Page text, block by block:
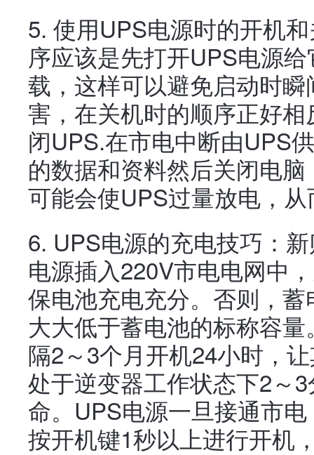
5. 使用UPS电源时的开机
序应该是先打开UPS电源
载，这样可以避免启动时
害，在关机时的顺序正好
闭UPS.在市电中断由UPS
的数据和资料然后关闭电
可能会使UPS过量放电，
6. UPS电源的充电技巧：
电源插入220V市电电网中
保电池充电充分。否则，
大大低于蓄电池的标称容
隔2～3个月开机24小时，
处于逆变器工作状态下2～
命。UPS电源一旦接通市
按开机键1秒以上进行开机